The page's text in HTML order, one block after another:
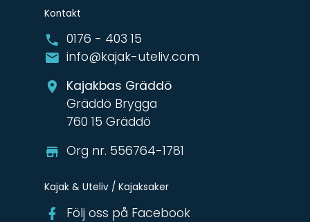
Kontakt
0176 - 403 15
info@kajak-uteliv.com
Kajakbas Gräddö
Gräddö Brygga
760 15 Gräddö
Org nr. 556764-1781
Kajak & Uteliv / Kajaksaker
Följ oss på Facebook